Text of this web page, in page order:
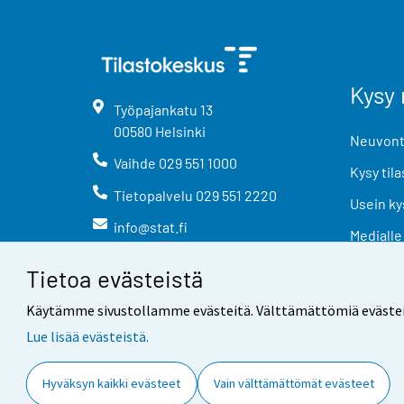
Tietoa evästeistä
Käytämme sivustollamme evästeitä. Välttämättömiä
Lue lisää evästeistä.
Hyväksyn kaikki evästeet Vain välttämättömät evästeet
Työpajankatu 13
00580 Helsinki
Vaihde 029 551 1000
Tietopalvelu 029 551 2220
info@stat.fi
Kysy
Usein
Medialle
Yhteystiedot Palaute